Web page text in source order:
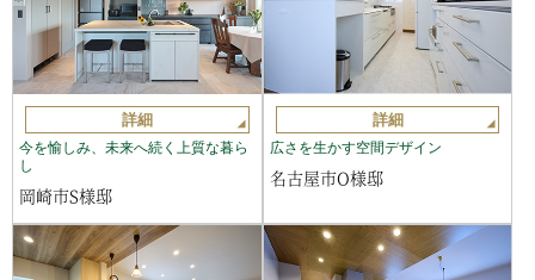
詳細
今を愉しみ、未来へ続く上質な暮ら
し
岡崎市S様邸
詳細
広さを生かす空間デザイン
名古屋市O様邸